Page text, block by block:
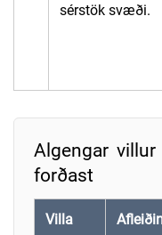
sérstök svæði.
Algengar
forðast
Villa